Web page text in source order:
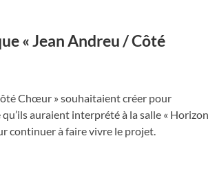
« Jean Andreu / Côté
Chœur » souhaitaient créer pour
auraient interprété à la salle « Horizon
continuer à faire vivre le projet.